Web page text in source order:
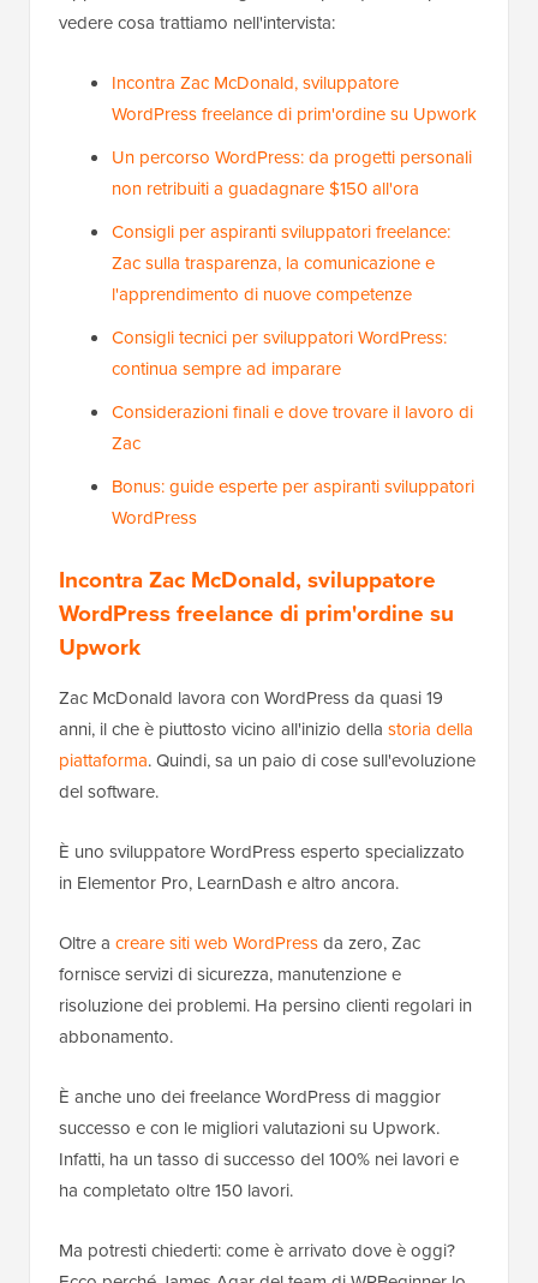
vedere cosa trattiamo nell'intervista:
Incontra Zac McDonald, sviluppatore
WordPress freelance di prim'ordine su Upwork
Un percorso WordPress: da progetti personali
non retribuiti a guadagnare $150 all'ora
Consigli per aspiranti sviluppatori freelance:
Zac sulla trasparenza, la comunicazione e
l'apprendimento di nuove competenze
Consigli tecnici per sviluppatori WordPress:
continua sempre ad imparare
Considerazioni finali e dove trovare il lavoro di
Zac
Bonus: guide esperte per aspiranti sviluppatori
WordPress
Incontra Zac McDonald, sviluppatore
WordPress freelance di prim'ordine su
Upwork
Zac McDonald lavora con WordPress da quasi 19
anni, il che è piuttosto vicino all'inizio della storia della
piattaforma. Quindi, sa un paio di cose sull'evoluzione
del software.
È uno sviluppatore WordPress esperto specializzato
in Elementor Pro, LearnDash e altro ancora.
Oltre a creare siti web WordPressda zero, Zac
fornisce servizi di sicurezza, manutenzione e
risoluzione dei problemi. Ha persino clienti regolari in
abbonamento.
È anche uno dei freelance WordPress di maggior
successo e con le migliori valutazioni su Upwork.
Infatti, ha un tasso di successo del 100% nei lavori e
ha completato oltre 150 lavori.
Ma potresti chiederti: come è arrivato dove è oggi?